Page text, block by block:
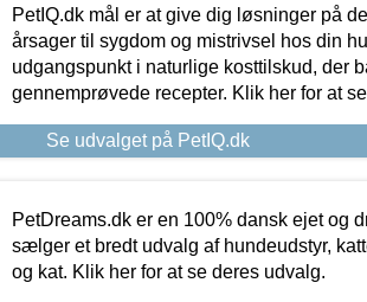
PetIQ.dk mål er at give dig løsninger på
årsager til sygdom og mistrivsel hos din
udgangspunkt i naturlige kosttilskud, der
gennemprøvede recepter. Klik her for at
Se udvalget på PetIQ.dk
PetDreams.dk er en 100% dansk ejet og
sælger et bredt udvalg af hundeudstyr,
og kat. Klik her for at se deres udvalg.